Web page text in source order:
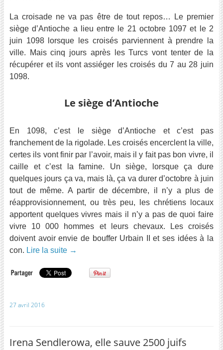
La croisade ne va pas être de tout repos… Le premier
siège d’Antioche a lieu entre le 21 octobre 1097 et le 2
juin 1098 lorsque les croisés parviennent à prendre la
ville. Mais cinq jours après les Turcs vont tenter de la
récupérer et ils vont assiéger les croisés du 7 au 28 juin
1098.
Le siège d’Antioche
En 1098, c’est le siège d’Antioche et c’est pas
franchement de la rigolade. Les croisés encerclent la ville,
certes ils vont finir par l’avoir, mais il y fait pas bon vivre, il
caille et c’est la famine. Un siège, lorsque ça dure
quelques jours ça va, mais là, ça va durer d’octobre à juin
tout de même. A partir de décembre, il n’y a plus de
réapprovisionnement, ou très peu, les chrétiens locaux
apportent quelques vivres mais il n’y a pas de quoi faire
vivre 10 000 hommes et leurs chevaux. Les croisés
doivent avoir envie de bouffer Urbain II et ses idées à la
con. Lire la suite →
27 avril 2016
Irena Sendlerowa, elle sauve 2500 juifs